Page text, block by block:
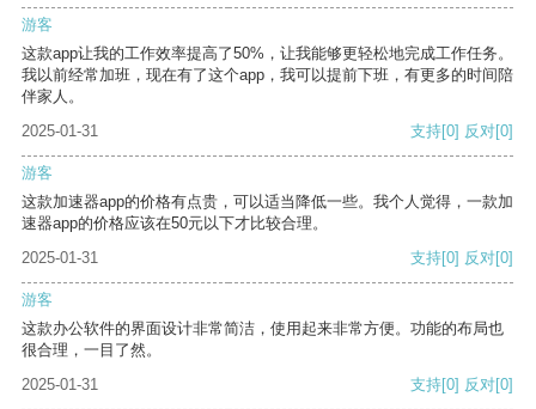
游客
这款app让我的工作效率提高了50%，让我能够更轻松地完成工作任务。
我以前经常加班，现在有了这个app，我可以提前下班，有更多的时间陪
伴家人。
2025-01-31
支持[0] 反对[0]
游客
这款加速器app的价格有点贵，可以适当降低一些。我个人觉得，一款加
速器app的价格应该在50元以下才比较合理。
2025-01-31
支持[0] 反对[0]
游客
这款办公软件的界面设计非常简洁，使用起来非常方便。功能的布局也
很合理，一目了然。
2025-01-31
支持[0] 反对[0]